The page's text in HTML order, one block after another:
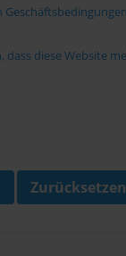
diese Website
Zurücksetzen